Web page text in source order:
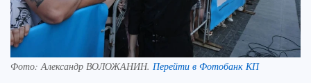
Фото: Александр ВОЛОЖАНИН. Перейти в Фотобанк КП